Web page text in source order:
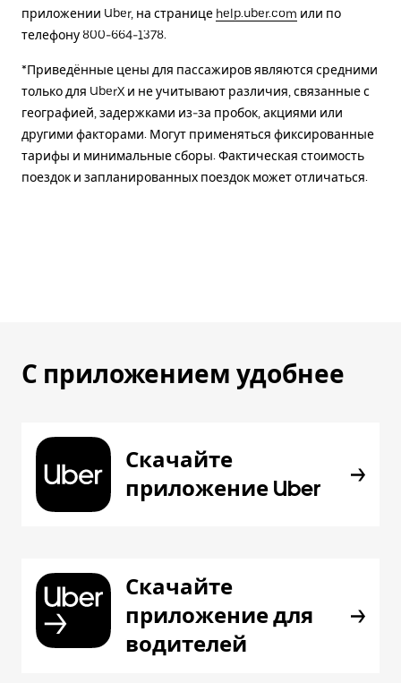
приложении Uber, на странице help.uber.com или по
телефону 800-664-1378.
*Приведённые цены для пассажиров являются средними
только для UberX и не учитывают различия, связанные с
географией, задержками из-за пробок, акциями или
другими факторами. Могут применяться фиксированные
тарифы и минимальные сборы. Фактическая стоимость
поездок и запланированных поездок может отличаться.
С приложением удобнее
Скачайте
приложение Uber
Скачайте
приложение для
водителей